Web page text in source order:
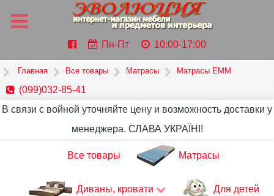
Пн-Пт 10:00-17:00
Главная Все товары Матрасы Матрасы ЕММ
(099)032-85-41
В связи с войной уточняйте цену и возможность доставки у
менеджера. СЛАВА УКРАЇНІ!
Все товары Матрасы
Диваны, кровати Для детей